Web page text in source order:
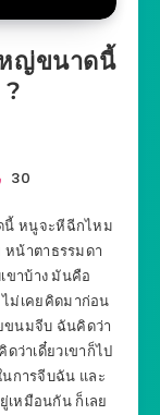
หญ่ขนาดนี้
30
นี้ หนูจะหีฉีกไหม
หน้าตาธรรมดา
ขาบ้าง มันคือ
ม่เคยคิดมาก่อน
ขนมจีบ ฉันคิดว่า
ดว่าเดี๋ยวเขาก็ไป
นการจีบฉัน และ
เหมือนกัน ก็เลย